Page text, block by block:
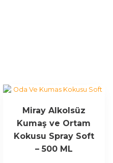
Miray Alkolsüz
Kumaş ve Ortam
Kokusu Spray Soft
– 500 ML